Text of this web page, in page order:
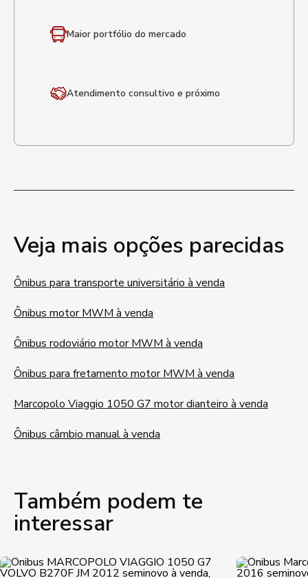
Maior portfólio do mercado
Atendimento consultivo e próximo
Veja mais opções parecidas
Ônibus para transporte universitário à venda
Ônibus motor MWM à venda
Ônibus rodoviário motor MWM à venda
Ônibus para fretamento motor MWM à venda
Marcopolo Viaggio 1050 G7 motor dianteiro à venda
Ônibus câmbio manual à venda
Também podem te
interessar